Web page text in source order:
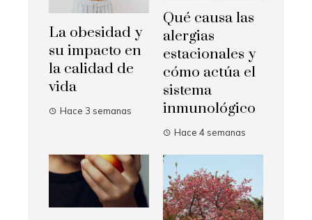
La obesidad y
su impacto en
la calidad de
vida
Hace 3 semanas
Qué causa las
alergias
estacionales y
cómo actúa el
sistema
inmunológico
Hace 4 semanas